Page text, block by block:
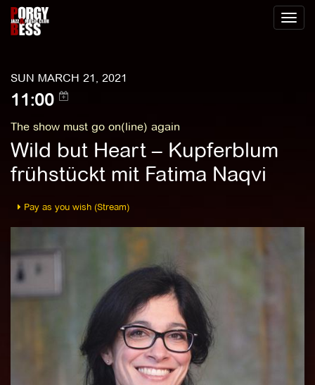
Toggle
SUN MARCH 21, 2021
11:00
The show must go on(line) again
Wild but Heart – Kupferblum
frühstückt mit Fatima Naqvi
Pay as you wish (Stream)